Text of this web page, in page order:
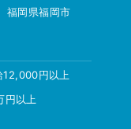
福岡県福岡市
12,000円以上
円以上